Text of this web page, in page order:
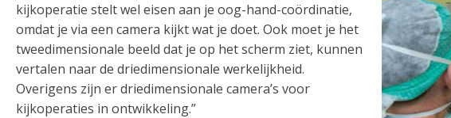
kijkoperatie stelt wel eisen aan je oog-hand-coördinatie,
omdat je via een camera kijkt wat je doet. Ook moet je het
tweedimensionale beeld dat je op het scherm ziet, kunnen
vertalen naar de driedimensionale werkelijkheid.
Overigens zijn er driedimensionale camera’s voor
kijkoperaties in ontwikkeling.”